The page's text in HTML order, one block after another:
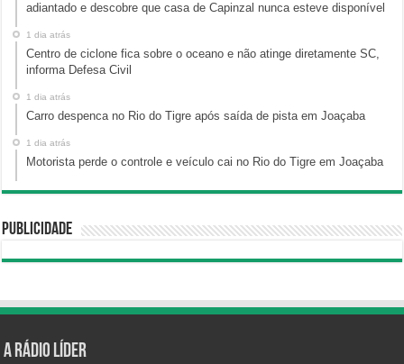
adiantado e descobre que casa de Capinzal nunca esteve disponível
1 dia atrás
Centro de ciclone fica sobre o oceano e não atinge diretamente SC,
informa Defesa Civil
1 dia atrás
Carro despenca no Rio do Tigre após saída de pista em Joaçaba
1 dia atrás
Motorista perde o controle e veículo cai no Rio do Tigre em Joaçaba
Publicidade
A Rádio Líder